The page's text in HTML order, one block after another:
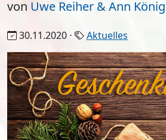
von Uwe Reiher & Ann König
30.11.2020 ⋅ Aktuelles